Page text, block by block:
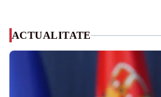
ACTUALITATE